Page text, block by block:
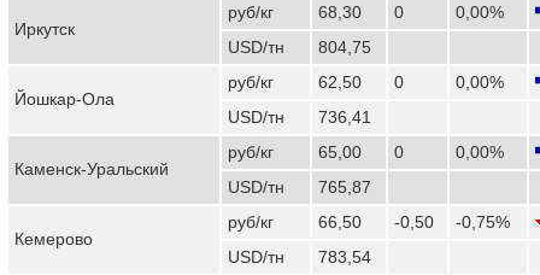
Иркутск
руб/кг 68,30 0
0,00%
USD/тн
804,75
Йошкар-Ола
руб/кг 62,50 0
0,00%
USD/тн
736,41
Каменск-Уральский
руб/кг 65,00 0
0,00%
USD/тн
765,87
Кемерово
руб/кг 66,50 -0,50
-0,75%
USD/тн
783,54